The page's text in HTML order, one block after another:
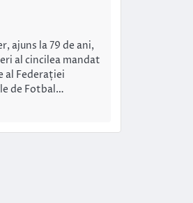
ajuns la 79 de ani,
al cincilea mandat
al Federației
de Fotbal…